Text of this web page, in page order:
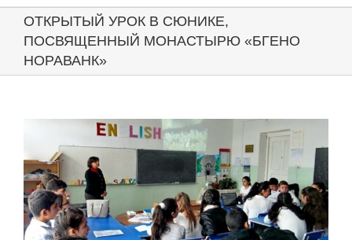
ОТКРЫТЫЙ УРОК В СЮНИКЕ,
ПОСВЯЩЕННЫЙ МОНАСТЫРЮ «БГЕНО
НОРАВАНК»
Image